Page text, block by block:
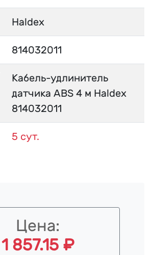
Haldex
814032011
Кабель-удлинитель
датчика ABS 4 м Haldex
814032011
5 сут.
Цена:
1 857.15 ₽